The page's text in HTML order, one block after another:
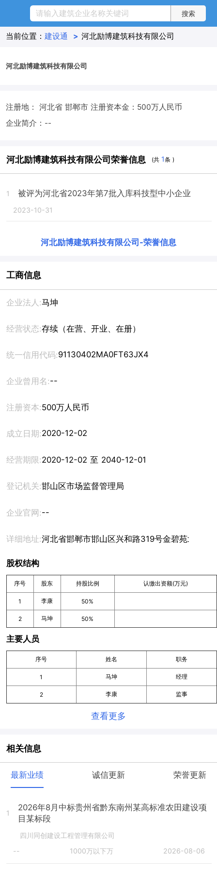
当前位置： 建设通 > 河北励博建筑科技有限公司
河北励博建筑科技有限公司
注册地： 河北省 邯郸市 注册资本金：500万人民币
企业简介：--
河北励博建筑科技有限公司荣誉信息 (共 1条 )
1 被评为河北省2023年第7批入库科技型中小企业
2023-10-31
河北励博建筑科技有限公司 -荣誉信息
工商信息
企业法人:马坤
经营状态:存续（在营、开业、在册）
统一信用代码:91130402MA0FT63JX4
企业曾用名:--
注册资本:500万人民币
成立日期:2020-12-02
经营期限: 2020-12-02 至 2040-12-01
登记机关:邯山区市场监督管理局
企业官网:--
详细地址:河北省邯郸市邯山区兴和路319号金碧苑北区（
股权结构
序号 股东 持股比例 认缴出资额(万元)
1 李康 50%
2 马坤 50%
主要人员
序号 姓名 职务
1 马坤 经理
2 李康 监事
查看更多
相关信息
最新业绩 诚信更新 荣誉更新
1
2026年8月中标贵州省黔东南州某高标准农田建设项
目某标段
四川同创建设工程管理有限公司
--
1000万以下万 2026-08-06